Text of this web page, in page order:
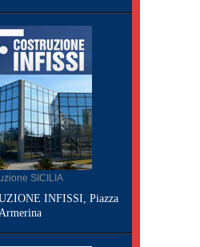
SICILIA
INFISSI, Piazza